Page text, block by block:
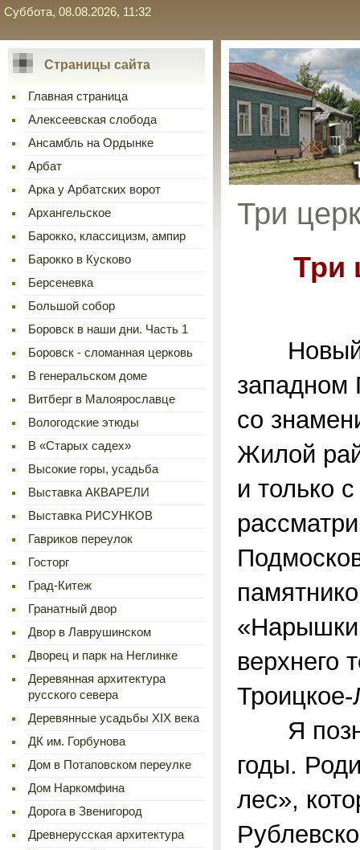
Суббота, 08.08.2026, 11:32
Страницы сайта
Главная страница
Алексеевская слобода
Ансамбль на Ордынке
Арбат
Арка у Арбатских ворот
Архангельское
Барокко, классицизм, ампир
Барокко в Кусково
Берсеневка
Большой собор
Боровск в наши дни. Часть 1
Боровск - сломанная церковь
В генеральском доме
Витберг в Малоярославце
Вологодские этюды
В «Старых садех»
Высокие горы, усадьба
Выставка АКВАРЕЛИ
Выставка РИСУНКОВ
Гавриков переулок
Госторг
Град-Китеж
Гранатный двор
Двор в Лаврушинском
Дворец и парк на Неглинке
Деревянная архитектура
русского севера
Деревянные усадьбы XIX века
ДК им. Горбунова
Дом в Потаповском переулке
Дом Наркомфина
Дорога в Звенигород
Древнерусская архитектура
Три
Три
Новый
западном
со
Жилой
и только
верхнего
Я
годы.
лес»,